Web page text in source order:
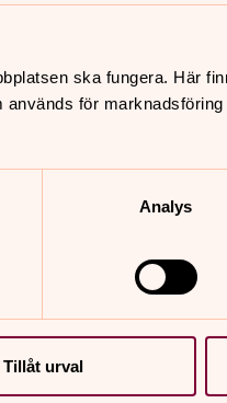
ska fungera. Här
för
Analys
Tillåt urval
ateljéer för
rådgivning till åtgärder.